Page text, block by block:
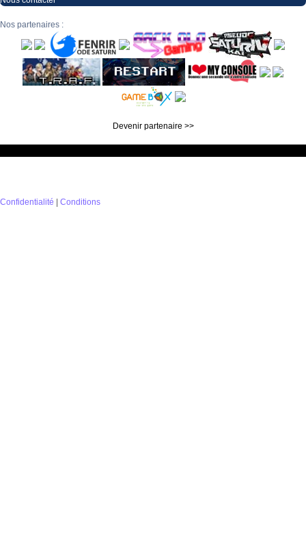
Nos partenaires :
Devenir partenaire >>
Confidentialité Conditions